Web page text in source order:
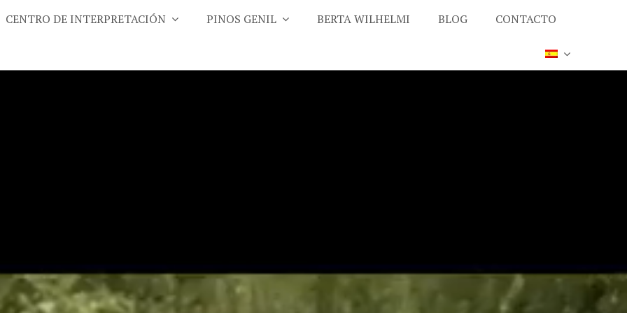
CENTRO DE INTERPRETACIÓN PINOS GENIL BERTA WILHELMI BLOG CONTACTO